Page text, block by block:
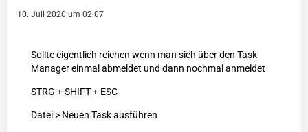
10. Juli 2020 um 02:07
Sollte eigentlich reichen wenn man sich über den Task
Manager einmal abmeldet und dann nochmal anmeldet
STRG + SHIFT + ESC
Datei > Neuen Task ausführen